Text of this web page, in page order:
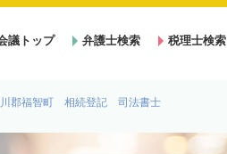
議トップ 弁護士検索 税理士検索
川郡福智町 相続登記 司法書士